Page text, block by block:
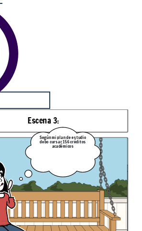
Escena 3:
Según mi plan de estudio
debo cursar 156 créditos
académicos